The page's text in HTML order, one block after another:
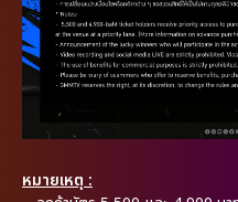
หมายเหตุ :